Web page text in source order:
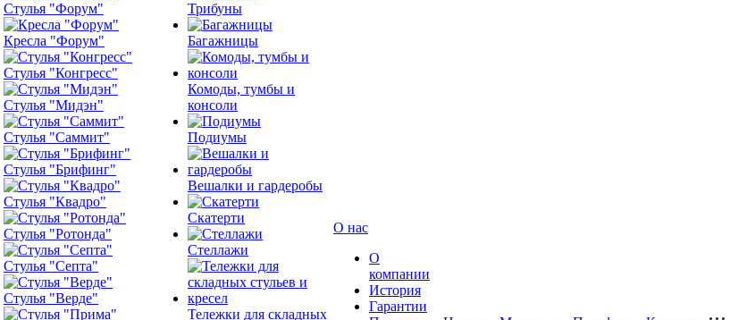
Стулья "Форум"
Кресла "Форум"
Стулья "Конгресс"
Стулья "Мидэн"
Стулья "Саммит"
Стулья "Брифинг"
Стулья "Квадро"
Стулья "Ротонда"
Стулья "Септа"
Стулья "Верде"
Трибуны
Багажницы
Комоды, тумбы и
консоли
Подиумы
Вешалки и гардеробы
Скатерти
Стеллажи
Тележки для складных
О нас
О
компании
История
Гарантии